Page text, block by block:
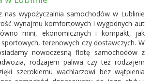
nas wypożyczalnia samochodów w Lublinie
wynajmu komfortowych i wygodnych aut
mini, ekonomicznych i kompakt, jak
terenowych czy dostawczych. W
nowoczesną flotę samochodów z
rodzajem paliwa czy też rodzajem
szerokiemu wachlarzowi bez wątpienia